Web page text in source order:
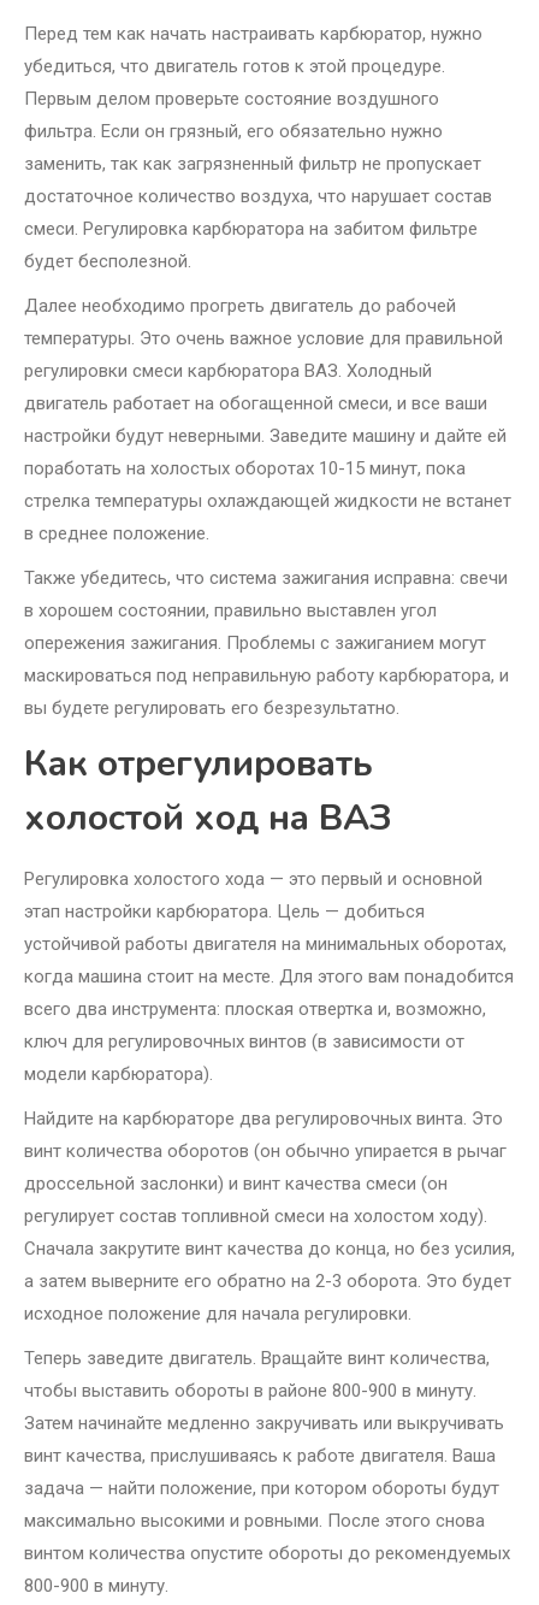
Перед тем как начать настраивать карбюратор, нужно
убедиться, что двигатель готов к этой процедуре.
Первым делом проверьте состояние воздушного
фильтра. Если он грязный, его обязательно нужно
заменить, так как загрязненный фильтр не пропускает
достаточное количество воздуха, что нарушает состав
смеси. Регулировка карбюратора на забитом фильтре
будет бесполезной.
Далее необходимо прогреть двигатель до рабочей
температуры. Это очень важное условие для правильной
регулировки смеси карбюратора ВАЗ. Холодный
двигатель работает на обогащенной смеси, и все ваши
настройки будут неверными. Заведите машину и дайте ей
поработать на холостых оборотах 10-15 минут, пока
стрелка температуры охлаждающей жидкости не встанет
в среднее положение.
Также убедитесь, что система зажигания исправна: свечи
в хорошем состоянии, правильно выставлен угол
опережения зажигания. Проблемы с зажиганием могут
маскироваться под неправильную работу карбюратора, и
вы будете регулировать его безрезультатно.
Как отрегулировать
холостой ход на ВАЗ
Регулировка холостого хода — это первый и основной
этап настройки карбюратора. Цель — добиться
устойчивой работы двигателя на минимальных оборотах,
когда машина стоит на месте. Для этого вам понадобится
всего два инструмента: плоская отвертка и, возможно,
ключ для регулировочных винтов (в зависимости от
модели карбюратора).
Найдите на карбюраторе два регулировочных винта. Это
винт количества оборотов (он обычно упирается в рычаг
дроссельной заслонки) и винт качества смеси (он
регулирует состав топливной смеси на холостом ходу).
Сначала закрутите винт качества до конца, но без усилия,
а затем выверните его обратно на 2-3 оборота. Это будет
исходное положение для начала регулировки.
Теперь заведите двигатель. Вращайте винт количества,
чтобы выставить обороты в районе 800-900 в минуту.
Затем начинайте медленно закручивать или выкручивать
винт качества, прислушиваясь к работе двигателя. Ваша
задача — найти положение, при котором обороты будут
максимально высокими и ровными. После этого снова
винтом количества опустите обороты до рекомендуемых
800-900 в минуту.